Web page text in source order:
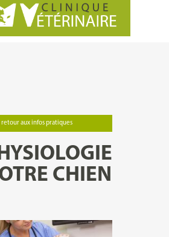
FEUILLE DE LIAISON
retour aux infos pratiques
CHIEN